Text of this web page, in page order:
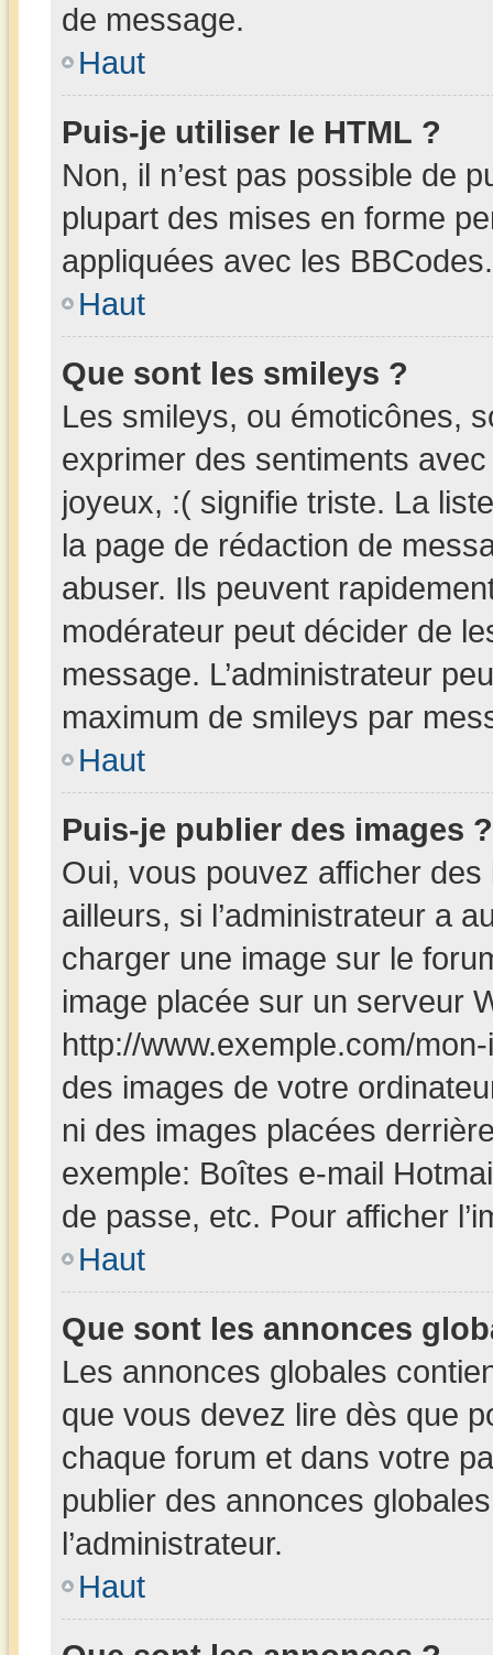
de message.
Haut
Puis-je utiliser le HTML ?
Non, il n’est pas possible de
plupart des mises en forme
appliquées avec les BBCodes.
Haut
Que sont les smileys ?
Les smileys, ou émoticônes,
exprimer des sentiments
joyeux, :( signifie triste. La
la page de rédaction de
abuser. Ils peuvent
modérateur peut décider de
message. L’administrateur
maximum de smileys par
Haut
Puis-je publier des images ?
Oui, vous pouvez afficher
ailleurs, si l’administrateur a
charger une image sur le
image placée sur un serveur
http://www.exemple.com/
des images de votre
ni des images placées
exemple: Boîtes e-mail
de passe, etc. Pour afficher
Haut
Que sont les annonces
Les annonces globales
que vous devez lire dès que
chaque forum et dans votre
publier des annonces
l’administrateur.
Haut